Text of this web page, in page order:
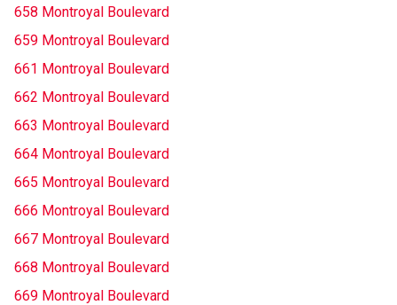
658 Montroyal Boulevard
659 Montroyal Boulevard
661 Montroyal Boulevard
662 Montroyal Boulevard
663 Montroyal Boulevard
664 Montroyal Boulevard
665 Montroyal Boulevard
666 Montroyal Boulevard
667 Montroyal Boulevard
668 Montroyal Boulevard
669 Montroyal Boulevard